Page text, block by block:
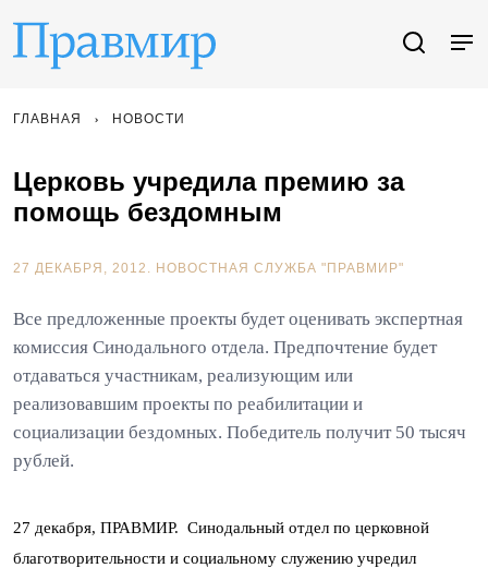
ГЛАВНАЯ НОВОСТИ
Церковь учредила премию за
помощь бездомным
27 ДЕКАБРЯ, 2012. НОВОСТНАЯ СЛУЖБА "ПРАВМИР"
Все предложенные проекты будет оценивать экспертная
комиссия Синодального отдела. Предпочтение будет
отдаваться участникам, реализующим или
реализовавшим проекты по реабилитации и
социализации бездомных. Победитель получит 50 тысяч
рублей.
27 декабря, ПРАВМИР. Синодальный отдел по церковной
благотворительности и социальному служению учредил